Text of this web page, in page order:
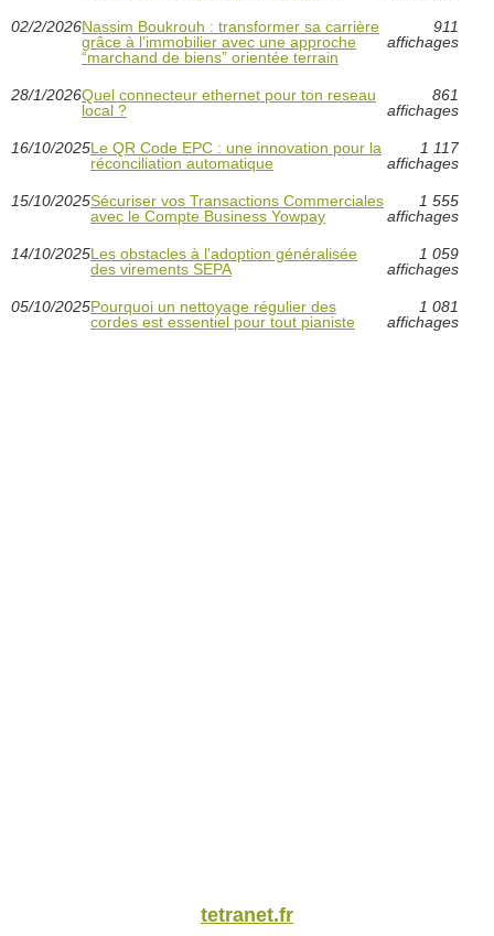
02/2/2026Nassim Boukrouh : transformer sa carrière
grâce à l’immobilier avec une approche
“marchand de biens” orientée terrain
911
affichages
28/1/2026Quel connecteur ethernet pour ton reseau
local ?
861
affichages
16/10/2025Le QR Code EPC : une innovation pour la
réconciliation automatique
1 117
affichages
15/10/2025Sécuriser vos Transactions Commerciales
avec le Compte Business Yowpay
1 555
affichages
14/10/2025Les obstacles à l'adoption généralisée
des virements SEPA
1 059
affichages
05/10/2025Pourquoi un nettoyage régulier des
cordes est essentiel pour tout pianiste
1 081
affichages
tetranet.fr